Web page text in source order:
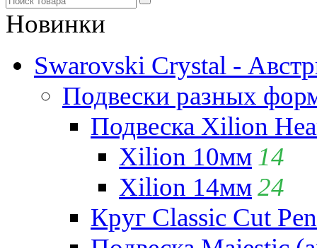
Новинки
Swarovski Crystal -
Подвески разных
Подвеска Xilion
Xilion 10мм 14
Xilion 14мм24
Круг Classic Cut